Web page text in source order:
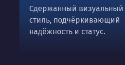
Сдержанный визуальный
стиль, подчёркивающий
надёжность и статус.